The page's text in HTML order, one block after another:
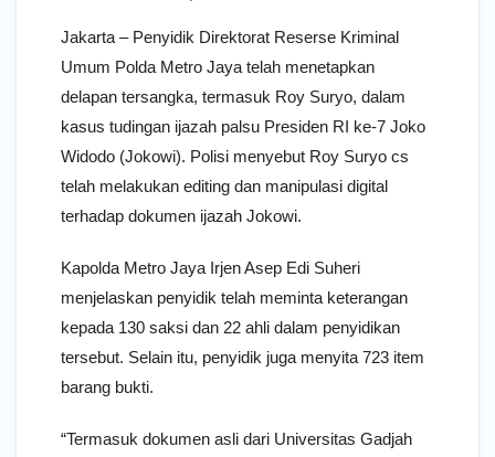
Jakarta – Penyidik Direktorat Reserse Kriminal
Umum Polda Metro Jaya telah menetapkan
delapan tersangka, termasuk Roy Suryo, dalam
kasus tudingan ijazah palsu Presiden RI ke-7 Joko
Widodo (Jokowi). Polisi menyebut Roy Suryo cs
telah melakukan editing dan manipulasi digital
terhadap dokumen ijazah Jokowi.
Kapolda Metro Jaya Irjen Asep Edi Suheri
menjelaskan penyidik telah meminta keterangan
kepada 130 saksi dan 22 ahli dalam penyidikan
tersebut. Selain itu, penyidik juga menyita 723 item
barang bukti.
“Termasuk dokumen asli dari Universitas Gadjah